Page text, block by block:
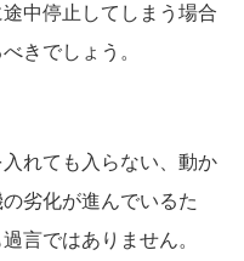
中停止してしまう場合
きでしょう。
れても入らない、動か
劣化が進んでいるた
言ではありません。